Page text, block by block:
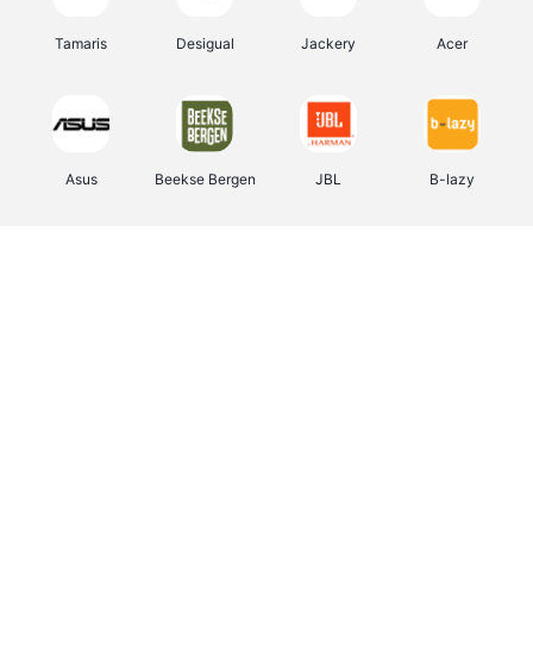
Tamaris Desigual Jackery Acer
Asus Beekse Bergen JBL B-lazy